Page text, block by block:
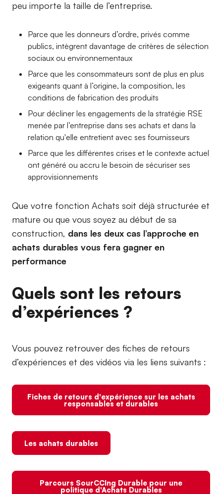
peu importe la taille de l’entreprise.
Parce que les donneurs d’ordre, privés comme
publics, intègrent davantage de critères de sélection
sociaux ou environnementaux
Parce que les consommateurs sont de plus en plus
exigeants quant à l’origine, la composition, les
conditions de fabrication des produits
Pour décliner les engagements de la stratégie RSE
menée par l’entreprise dans ses achats et dans la
relation qu'elle entretient avec ses fournisseurs
Parce que les différentes crises et le contexte actuel
ont généré ou accru le besoin de sécuriser ses
approvisionnements
Que votre fonction Achats soit déjà structurée et
mature ou que vous soyez au début de sa
construction, dans les deux cas l’approche en
achats durables vous fera gagner en
performance
Quels sont les retours
d’expériences ?
Vous pouvez retrouver des fiches de retours
d’expériences et des vidéos via les liens suivants :
Fiches de retours d'expérience sur les achats
responsables et durables
Les achats durables
Parcours SourCCIng Durable pour une
politique d'Achats Durables